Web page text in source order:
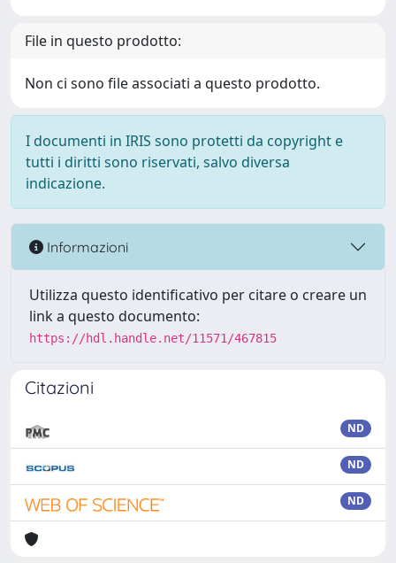
File in questo prodotto:
Non ci sono file associati a questo prodotto.
I documenti in IRIS sono protetti da copyright e
tutti i diritti sono riservati, salvo diversa
indicazione.
Informazioni
Utilizza questo identificativo per citare o creare un
link a questo documento:
https://hdl.handle.net/11571/467815
Citazioni
ND
ND
ND